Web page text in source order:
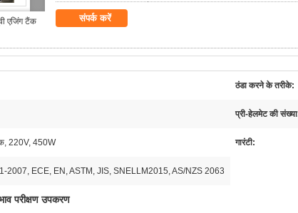
एजिंग टैंक
संपर्क करें
ठंडा करने के तरीके:
प्री-हेलमेट की
220V, 450W गारंटी:
2007, ECE, EN, ASTM, JIS, SNELLM2015, AS/NZS 2063
परीक्षण उपकरण